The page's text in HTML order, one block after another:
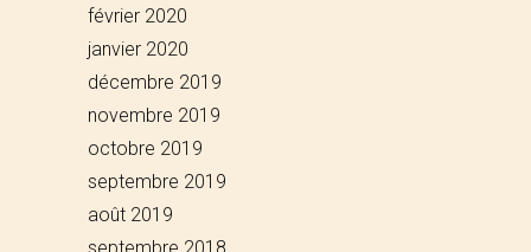
février 2020
janvier 2020
décembre 2019
novembre 2019
octobre 2019
septembre 2019
août 2019
septembre 2018